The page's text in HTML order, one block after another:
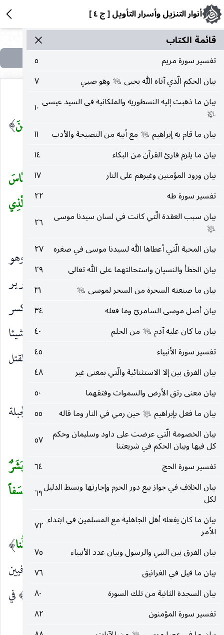
أنوار التنزيل وأسرار التأويل [ ج ٤ ]
قائمة الکتاب
تفسير سورة مريم
٥
بيان الحكم الّذي آتاه الله يحيى عليه‌السلام وهو صبي
٧
بيان ما ذهبت إليه النسطورية والملكانية في السيد عيسى
عليه‌السلام
١٠
بيان ما قام به إبراهيم عليه‌السلام مع أبيه من النصيحة والأدب
١١
بيان ما يلزم قارئ القرآن من البكاء
١٤
بيان ورود المؤمنين وغيرهم على النار
١٧
تفسير سورة طه
٢٢
بيان سبب العقدة الّتي كانت في لسان سيدنا موسى
عليه‌السلام
٢٦
بيان المحبة الّتي أعطاها الله لسيدنا موسى في صغره ٢٧
بيان الخطأ والنسيان واستحالتهما على الله تعالى
٢٩
بيان ما صنعته السحرة من السحر لموسى عليه‌السلام
٣١
بيان أصل موسى السامريّ وما فعله
٣٤
بيان ما كان عليه آدم عليه‌السلام من الحلم
٤٠
تفسير سورة الأنبياء
٤٥
بيان الفرق بين إلا الاستثنائية والّتي بمعنى غير
٤٨
بيان معنى رتق الأرض والسموات وفتقهما
٥٠
بيان ما فعل بإبراهيم عليه‌السلام حين رمي في النار وما قاله
٥٥
بيان الخصومة الّتي عرضت على داود وسليمان وحكم
كل فيها وبيان الحكم في شريعتنا
٥٧
تفسير سورة الحج
٦٤
بيان الخلاف في جواز بيع دور الحرم وإجارتها وبسط الدليل
لكل
٦٩
بيان ما كان يفعله أهل الجاهلية مع المسلمين في ابتداء
الأمر
٧٢
بيان الفرق بين النبي والرسول وبيان عدد الأنبياء
٧٥
بيان ما قيل في الغرانيق
٧٦
بيان السجدة الثانية من تلك السورة
٨٠
تفسير سورة المؤمنون
٨٢
أَوْفُوا الْكَيْلَ أتموه. وَلا تَكُونُوا مِنَ الْمُخْسِرِينَ)
الناقصين حقوق الناس بالتطفيف.
(وَزِنُوا بِالْقِسْطاسِ الْمُسْتَقِيمِ
وَلا تَبْخَسُوا النَّاسَ
أَشْياءَهُمْ وَلا تَعْثَوْا فِي الْأَرْضِ مُفْسِدِينَ
وَاتَّقُوا الَّذِي
خَلَقَكُمْ وَالْجِبِلَّةَ الْأَوَّلِينَ
وَزِنُوا بِالْقِسْطاسِ الْمُسْتَقِيمِ) بالميزان السوي ، وهو
وإن كان عربيا فإن كان من القسط ففعلاس بتكرير
العين وإلا ففعلال. وقرأ حمزة والكسائي وحفص بكسر
القاف.(وَلا تَبْخَسُوا النَّاسَ أَشْياءَهُمْ
ولا تنقصوا شيئا
من حقوقهم.( وَلا تَعْثَوْا فِي الْأَرْضِ مُفْسِدِينَ)بالقتل
والغارة وقطع الطريق.
(وَاتَّقُوا الَّذِي خَلَقَكُمْ وَالْجِبِلَّةَ الْأَوَّلِينَ)
وذوي الجبلة
الأولين يعني من تقدمهم من الخلائق.
( قالُوا إِنَّما أَنْتَ مِنَ الْمُسَحَّرِينَ
وَما أَنْتَ إِلاَّ بَشَرٌ
مِثْلُنا وَإِنْ نَظُنُّكَ لَمِنَ الْكاذِبِينَ(١٨٦)
فَأَسْقِطْ عَلَيْنا كِسَفاً
مِنَ السَّماءِ إِنْ كُنْتَ مِنَ الصَّادِقِينَ)(١٨٧)
قالُوا إِنَّما أَنْتَ مِنَ الْمُسَحَّرِينَ وَما أَنْتَ إِلَّا بَشَرٌ مِثْلُنا)
أتوا بالواو للدلالة على أنه جامع بين وصفين متنافيين
للرسالة مبالغة في تكذيبه.(وَإِنْ نَظُنُّكَ لَمِنَ الْكاذِبِينَ ) في
دعواك.